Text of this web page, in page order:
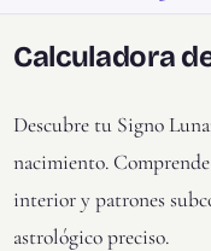
Calculadora
Descubre tu Signo
nacimiento.
interior y patrones
astrológico preciso.